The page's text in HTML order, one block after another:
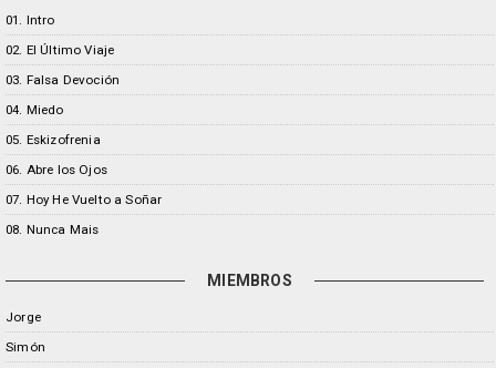
01. Intro
02. El Último Viaje
03. Falsa Devoción
04. Miedo
05. Eskizofrenia
06. Abre los Ojos
07. Hoy He Vuelto a Soñar
08. Nunca Mais
MIEMBROS
Jorge
Simón